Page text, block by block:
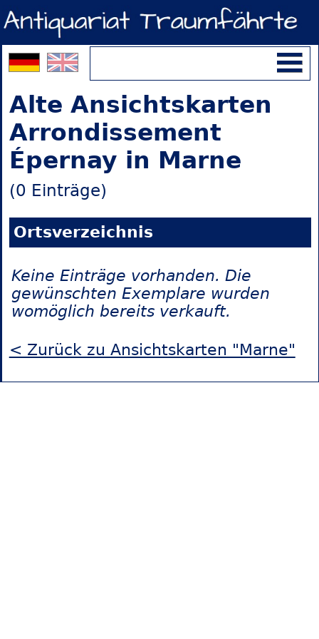
Alte Ansichtskarten
Arrondissement
Épernay in Marne
(0 Einträge)
Ortsverzeichnis
Keine Einträge vorhanden. Die
gewünschten Exemplare wurden
womöglich bereits verkauft.
< Zurück zu Ansichtskarten "Marne"